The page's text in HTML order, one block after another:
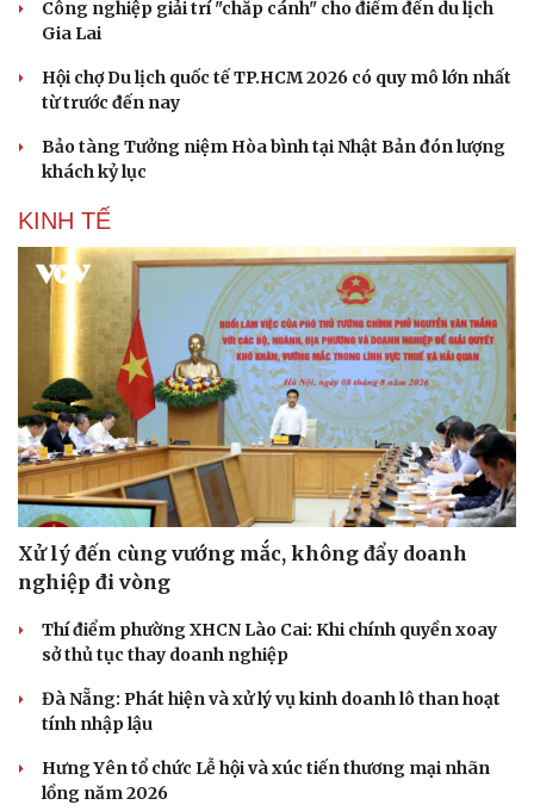
Công nghiệp giải trí "chắp cánh" cho điểm đến du lịch
Gia Lai
Hội chợ Du lịch quốc tế TP.HCM 2026 có quy mô lớn nhất
từ trước đến nay
Bảo tàng Tưởng niệm Hòa bình tại Nhật Bản đón lượng
khách kỷ lục
KINH TẾ
Xử lý đến cùng vướng mắc, không đẩy doanh
nghiệp đi vòng
Thí điểm phường XHCN Lào Cai: Khi chính quyền xoay
sở thủ tục thay doanh nghiệp
Đà Nẵng: Phát hiện và xử lý vụ kinh doanh lô than hoạt
tính nhập lậu
Hưng Yên tổ chức Lễ hội và xúc tiến thương mại nhãn
lồng năm 2026